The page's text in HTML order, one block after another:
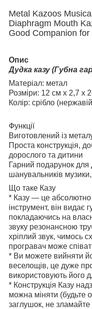
Metal Kazoos
Diaphragm Mouth
Good Companion for
Опис
Дудка казу (Губна
Матеріал: метал
Розміри: 12 см х 2,7 х
Колір: срібло
Функції
Виготовлений із
Проста конструкція,
дорослого та дитини
Гарний подарунок для
шанувальників
Що таке Казу
* Казу — це
інструмент, він видає
покладаючись на
звуку резонансною
хріплий звук, чимось
програвач може
* Ви можете вийняти
веселощів, це дуже
використовують його
* Конструкція Казу
можна міняти (будьте
заглушок, не зламайте